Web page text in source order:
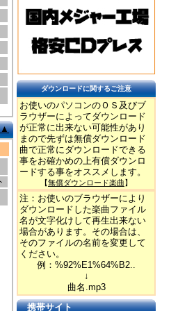
▲
ダウンロードに関するご注意
お使いのパソコンのＯＳ及びブ
ラウザーによってダウンロード
が正常に出来ない可能性があり
まので先ずは無償ダウンロード
曲で正常にダウンロードできる
事をお確かめの上有償ダウンロ
ードする事をオススメします。
【無償ダウンロード楽曲】
注：お使いのブラウザーにより
ダウンロードした楽曲ファイル
名が文字化けして再生出来ない
場合があります。その場合は、
そのファイルの名前を変更して
ください。
例：%92%E1%64%B2..
↓
曲名.mp3
携帯サイト